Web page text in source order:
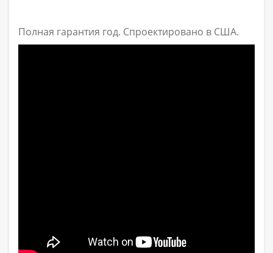
Полная гарантия год. Спроектировано в США.